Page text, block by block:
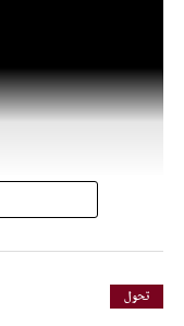
تحول